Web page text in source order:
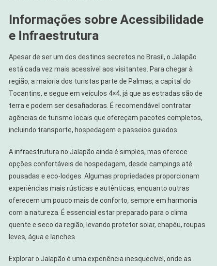
Informações sobre Acessibilidade
e Infraestrutura
Apesar de ser um dos destinos secretos no Brasil, o Jalapão
está cada vez mais acessível aos visitantes. Para chegar à
região, a maioria dos turistas parte de Palmas, a capital do
Tocantins, e segue em veículos 4×4, já que as estradas são de
terra e podem ser desafiadoras. É recomendável contratar
agências de turismo locais que ofereçam pacotes completos,
incluindo transporte, hospedagem e passeios guiados.
A infraestrutura no Jalapão ainda é simples, mas oferece
opções confortáveis de hospedagem, desde campings até
pousadas e eco-lodges. Algumas propriedades proporcionam
experiências mais rústicas e autênticas, enquanto outras
oferecem um pouco mais de conforto, sempre em harmonia
com a natureza. É essencial estar preparado para o clima
quente e seco da região, levando protetor solar, chapéu, roupas
leves, água e lanches.
Explorar o Jalapão é uma experiência inesquecível, onde as